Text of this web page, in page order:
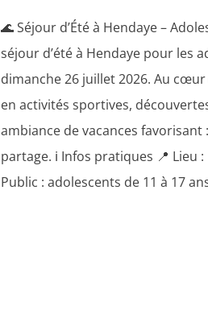
🌊 Séjour d’Été à Hendaye –
séjour d’été à Hendaye pour les
dimanche 26 juillet 2026. Au
en activités sportives,
ambiance de vacances favorisant
partage. ℹ️ Infos pratiques 📍 Lieu
Public : adolescents de 11 à 17